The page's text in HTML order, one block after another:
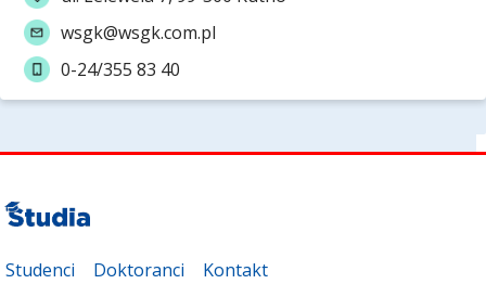
wsgk@wsgk.com.pl
0-24/355 83 40
Studenci Doktoranci Kontakt